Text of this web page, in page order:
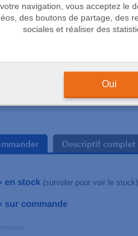
navigation, vous acceptez le
des boutons de partage, des
sociales et réaliser des
Oui
Descriptif complet
en stock (survoler pour voir le stock)
sur commande